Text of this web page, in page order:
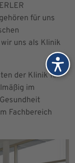
für uns
uns als Klinik
der Klinik für
im
Fachbereich